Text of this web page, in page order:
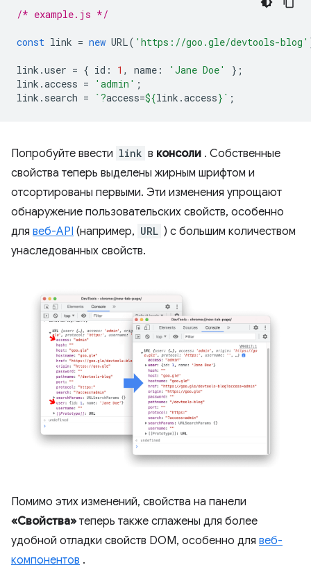
/* example.js */
const link = new URL( 'https://goo.gle/devtools-blog'
link .user = { id : 1 , name : 'Jane Doe'
};
link .access = 'admin' ;
link . search = `?access=${link .access} ` ;
Попробуйте ввести link в консоли . Собственные
свойства теперь выделены жирным шрифтом и
отсортированы первыми. Эти изменения упрощают
обнаружение пользовательских свойств, особенно
для веб-API (например, URL ) с большим количеством
унаследованных свойств.
Помимо этих изменений, свойства на панели
«Свойства» теперь также сглажены для более
удобной отладки свойств DOM, особенно для веб-
компонентов .